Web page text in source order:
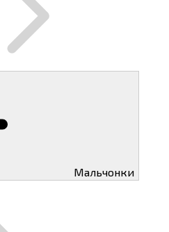
Мальчонки